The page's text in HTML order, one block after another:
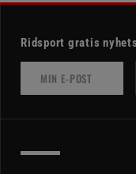
Ridsport gratis